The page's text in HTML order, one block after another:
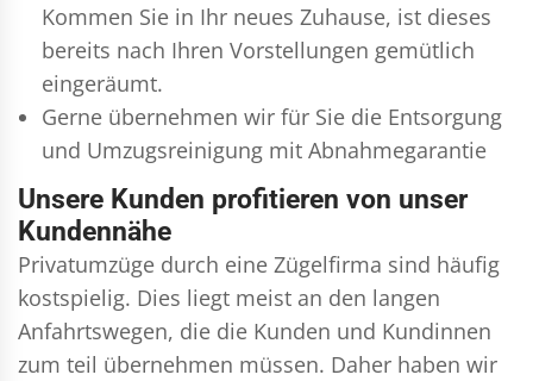
Kommen Sie in Ihr neues Zuhause, ist dieses
bereits nach Ihren Vorstellungen gemütlich
eingeräumt.
Gerne übernehmen wir für Sie die Entsorgung
und Umzugsreinigung mit Abnahmegarantie
Unsere Kunden profitieren von unser
Kundennähe
Privatumzüge durch eine Zügelfirma sind häufig
kostspielig. Dies liegt meist an den langen
Anfahrtswegen, die die Kunden und Kundinnen
zum teil übernehmen müssen. Daher haben wir